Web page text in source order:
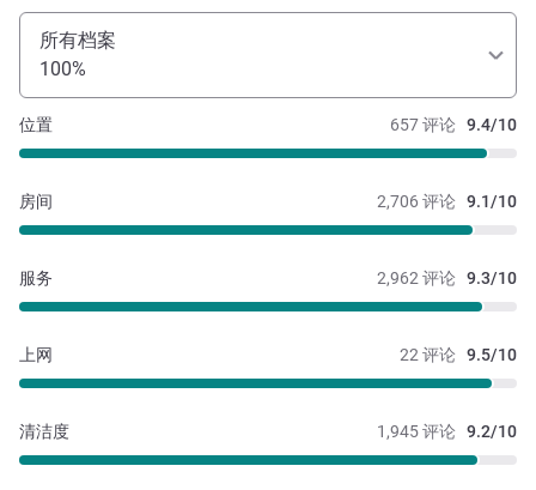
所有档案
100%
657 评论 9.4/10
位置
2,706 评论 9.1/10
房间
2,962 评论 9.3/10
服务
22 评论 9.5/10
上网
1,945 评论 9.2/10
清洁度